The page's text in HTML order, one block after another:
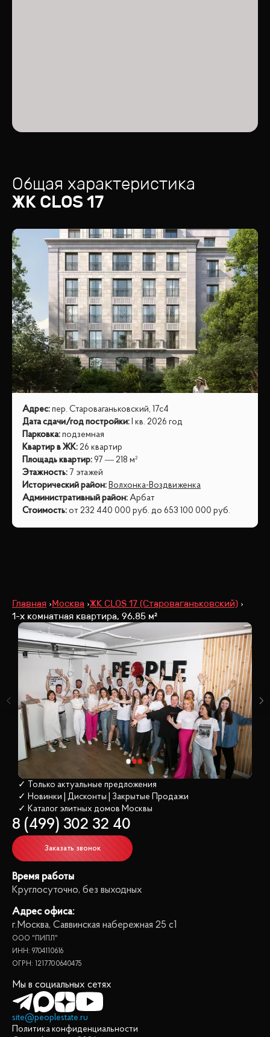
Общая характеристика
ЖК CLOS 17
Адрес: пер. Староваганьковский, 17с4
Дата сдачи/год постройки: I кв. 2026 год
Парковка: подземная
Квартир в ЖК: 26 квартир
Площадь квартир: 97 — 218 м²
Этажность: 7 этажей
Исторический район: Волхонка-Воздвиженка
Административный район: Арбат
Стоимость: от 232 440 000 руб. до 653 100 000 руб.
Главная Москва ЖК CLOS 17 (Староваганьковский)
1-х комнатная квартира, 96.85 м²
✓ Только актуальные предложения
✓ Новинки | Дисконты | Закрытые Продажи
✓ Каталог элитных домов Москвы
8 (499) 302 32 40
Заказать звонок
Время работы
Круглосуточно, без выходных
Адрес офиса:
г.Москва, Саввинская набережная 25 с1
ООО "ПИПЛ"
ИНН: 9704110616
ОГРН: 1217700640475
Мы в социальных сетях
site@peoplestate.ru
Политика конфиденциальности